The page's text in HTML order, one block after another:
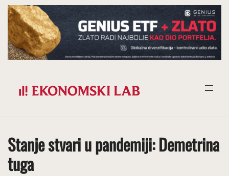
Prijeđi
na
sadržaj
Stanje stvari u pandemiji: Demetrina
tuga